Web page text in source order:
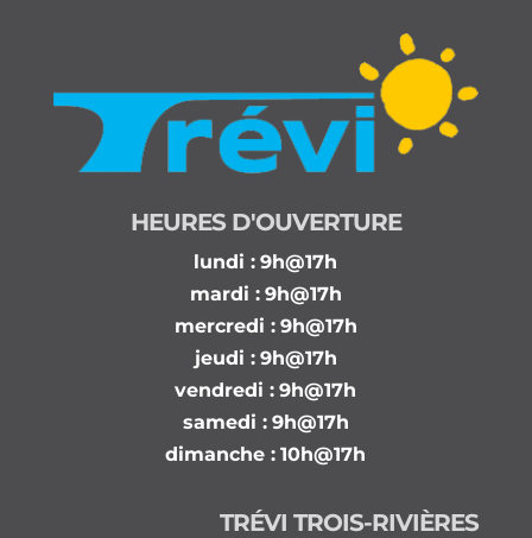
HEURES D'OUVERTURE
lundi : 9h@17h
mardi : 9h@17h
mercredi : 9h@17h
jeudi : 9h@17h
vendredi : 9h@17h
samedi : 9h@17h
dimanche : 10h@17h
TRÉVI TROIS-RIVIÈRES